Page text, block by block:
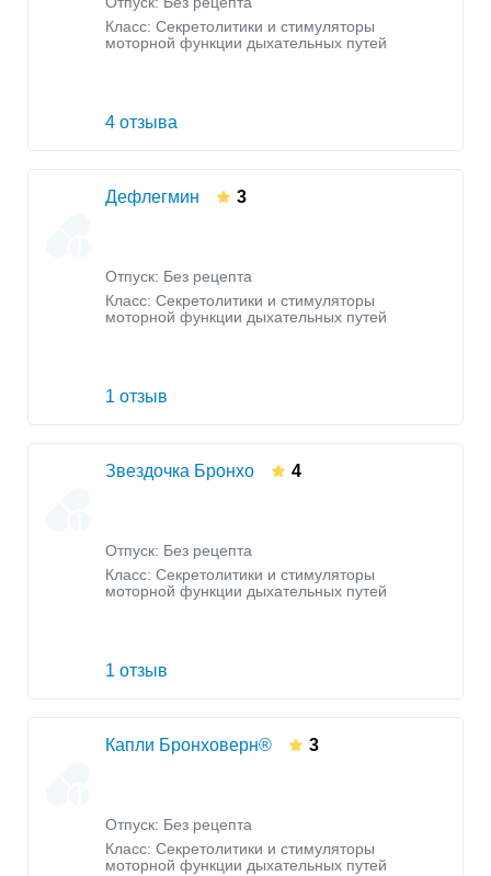
Класс: Секретолитики и стимуляторы
моторной функции дыхательных путей
4 отзыва
Дефлегмин 3
Отпуск: Без рецепта
Класс: Секретолитики и стимуляторы
моторной функции дыхательных путей
1 отзыв
Звездочка Бронхо 4
Отпуск: Без рецепта
Класс: Секретолитики и стимуляторы
моторной функции дыхательных путей
1 отзыв
Капли Бронховерн® 3
Отпуск: Без рецепта
Класс: Секретолитики и стимуляторы
моторной функции дыхательных путей